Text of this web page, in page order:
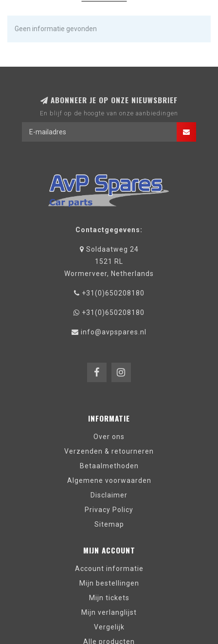
Geen informatie gevonden
ABONNEER JE OP ONZE NIEUWSBRIEF
En blijf op de hoogte van onze aanbiedingen
Contactgegevens:
Soldaatweg 24
1521 RL
Wormerveer, Netherlands
+31(0)650208180
+31(0)650208180
info@avpspares.nl
INFORMATIE
Over ons
Verzenden & retourneren
Betaalmethoden
Algemene voorwaarden
Disclaimer
Privacy Policy
Sitemap
MIJN ACCOUNT
Account informatie
Mijn bestellingen
Mijn tickets
Mijn verlanglijst
Vergelijk
Alle producten